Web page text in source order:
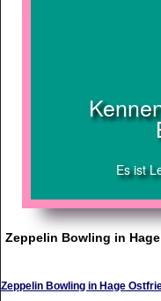
Es ist
Zeppelin Bowling in
Zeppelin Bowling in Hage